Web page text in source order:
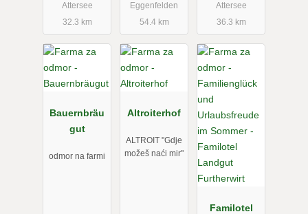
Attersee
32.3 km
Eggenfelden
54.4 km
Attersee
36.3 km
Bauernbräu
gut
odmor na farmi
Altroiterhof
ALTROIT "Gdje
možeš naći mir"
Familotel